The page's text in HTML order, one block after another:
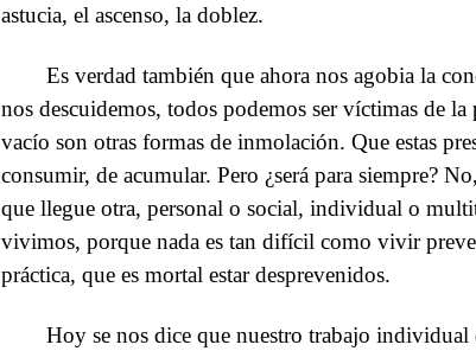
astucia, el ascenso, la doblez.
Es verdad también que ahora nos agobia la
nos descuidemos, todos podemos ser víctimas de
vacío son otras formas de inmolación. Que estas
consumir, de acumular. Pero ¿será para siempre?
que llegue otra, personal o social, individual o
vivimos, porque nada es tan difícil como vivir
práctica, que es mortal estar desprevenidos.
Hoy se nos dice que nuestro trabajo individual